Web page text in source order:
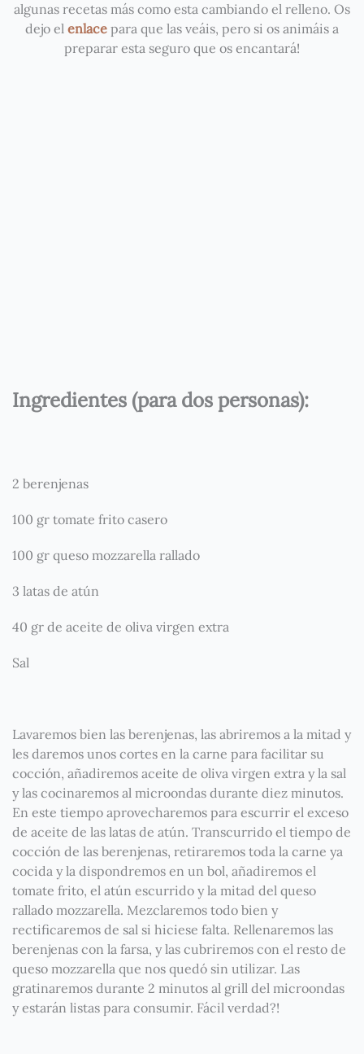
algunas recetas más como esta cambiando el relleno. Os
dejo el enlace para que las veáis, pero si os animáis a
preparar esta seguro que os encantará!
Ingredientes (para dos personas):
2 berenjenas
100 gr tomate frito casero
100 gr queso mozzarella rallado
3 latas de atún
40 gr de aceite de oliva virgen extra
Sal
Lavaremos bien las berenjenas, las abriremos a la mitad y
les daremos unos cortes en la carne para facilitar su
cocción, añadiremos aceite de oliva virgen extra y la sal
y las cocinaremos al microondas durante diez minutos.
En este tiempo aprovecharemos para escurrir el exceso
de aceite de las latas de atún. Transcurrido el tiempo de
cocción de las berenjenas, retiraremos toda la carne ya
cocida y la dispondremos en un bol, añadiremos el
tomate frito, el atún escurrido y la mitad del queso
rallado mozzarella. Mezclaremos todo bien y
rectificaremos de sal si hiciese falta. Rellenaremos las
berenjenas con la farsa, y las cubriremos con el resto de
queso mozzarella que nos quedó sin utilizar. Las
gratinaremos durante 2 minutos al grill del microondas
y estarán listas para consumir. Fácil verdad?!